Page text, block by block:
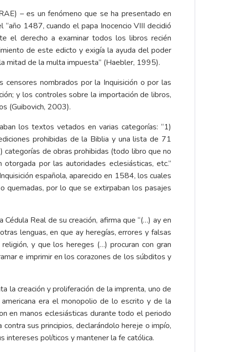
– es un fenómeno que se ha presentado en
1487, cuando el papa Inocencio VIII decidió
el derecho a examinar todos los libros recién
de este edicto y exigía la ayuda del poder
mitad de la multa impuesta” (Haebler, 1995).
nombrados por la Inquisición o por las
y los controles sobre la importación de libros,
(Guibovich, 2003).
los textos vetados en varias categorías: “1)
prohibidas de la Biblia y una lista de 71
de obras prohibidas (todo libro que no
por las autoridades eclesiásticas, etc.”
española, aparecido en 1584, los cuales
quemadas, por lo que se extirpaban los pasajes
Real de su creación, afirma que “(…) ay en
lenguas, en que ay heregías, errores y falsas
y que los hereges (…) procuran con gran
e imprimir en los corazones de los súbditos y
la creación y proliferación de la imprenta, uno de
era el monopolio de lo escrito y de la
en manos eclesiásticas durante todo el periodo
sus principios, declarándolo hereje o impío,
intereses políticos y mantener la fe católica.